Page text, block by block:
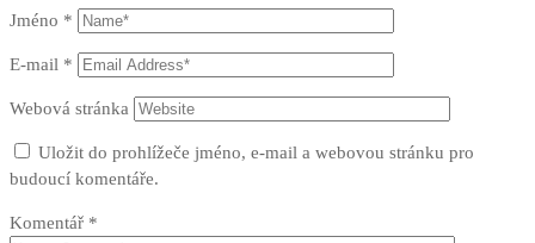
Jméno *
E-mail *
Webová stránka
Uložit do prohlížeče jméno, e-mail a webovou stránku pro
budoucí komentáře.
Komentář *